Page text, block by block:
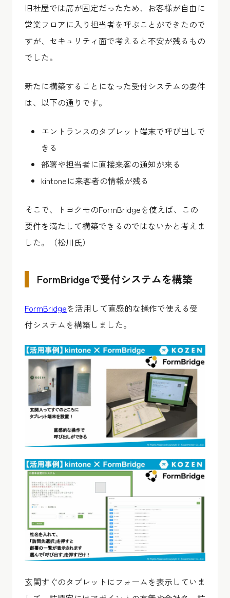
旧社屋では席が固定だったため、お客様が自由に
営業フロアに入り担当者を呼ぶことができたので
すが、セキュリティ面で考えると不安が残るもの
でした。
新たに構築することになった受付システムの要件
は、以下の通りです。
エントランスのタブレット端末で呼び出しで
きる
部署や担当者に直接来客の通知が来る
kintoneに来客者の情報が残る
そこで、トヨクモのFormBridgeを使えば、この
要件を満たして構築できるのではないかと考えま
した。（松川氏）
FormBridgeで受付システムを構築
FormBridgeを活用して直感的な操作で使える受
付システムを構築しました。
玄関すぐのタブレットにフォームを表示していま